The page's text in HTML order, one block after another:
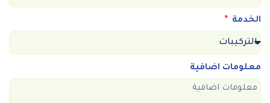
الخدمة
معلومات اضافية